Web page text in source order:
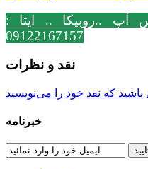
آپ ..روبیکا .. ایتا :
09122167157
نقد و نظرات
خبرنامه